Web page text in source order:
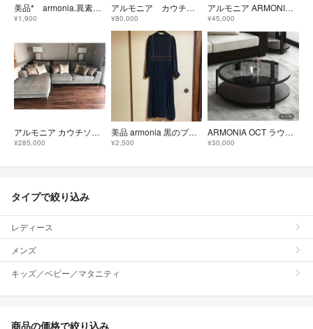
美品* armonia.異素材シャーリングワンピース
¥1,900
アルモニア カウチソファ NUBE
¥80,000
アルモニア ARMONIA 2Pソファ PUホワイト
¥45,000
アルモニア カウチソファ
¥285,000
美品 armonia 黒のプリーツワンピース フリーサイズ
¥2,500
ARMONIA OCT ラウンドテーブル アルモニア
¥30,000
タイプで絞り込み
レディース
メンズ
キッズ／ベビー／マタニティ
商品の価格で絞り込み